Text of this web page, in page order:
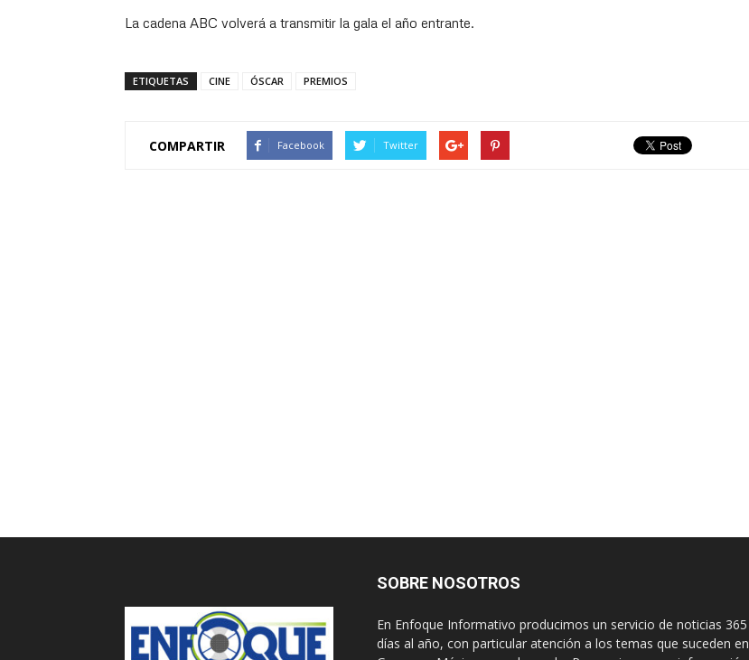
La cadena ABC volverá a transmitir la gala el año entrante.
ETIQUETAS CINE ÓSCAR PREMIOS
COMPARTIR Facebook Twitter
SOBRE NOSOTROS
En Enfoque Informativo producimos un servicio de noticias 365
días al año, con particular atención a los temas que suceden en